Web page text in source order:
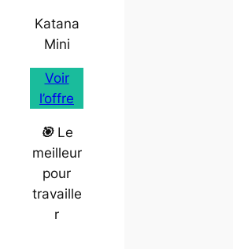
Katana
Mini
Voir
l’offre
🎯Le
meilleur
pour
travaille
r